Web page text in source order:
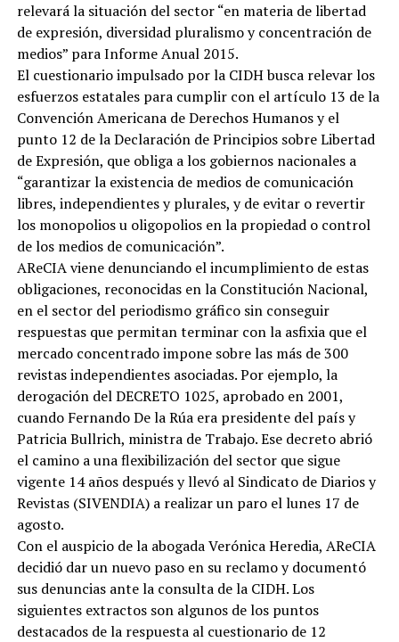
relevará la situación del sector “en materia de libertad
de expresión, diversidad pluralismo y concentración de
medios” para Informe Anual 2015.
El cuestionario impulsado por la CIDH busca relevar los
esfuerzos estatales para cumplir con el artículo 13 de la
Convención Americana de Derechos Humanos y el
punto 12 de la Declaración de Principios sobre Libertad
de Expresión, que obliga a los gobiernos nacionales a
“garantizar la existencia de medios de comunicación
libres, independientes y plurales, y de evitar o revertir
los monopolios u oligopolios en la propiedad o control
de los medios de comunicación”.
AReCIA viene denunciando el incumplimiento de estas
obligaciones, reconocidas en la Constitución Nacional,
en el sector del periodismo gráfico sin conseguir
respuestas que permitan terminar con la asfixia que el
mercado concentrado impone sobre las más de 300
revistas independientes asociadas. Por ejemplo, la
derogación del DECRETO 1025, aprobado en 2001,
cuando Fernando De la Rúa era presidente del país y
Patricia Bullrich, ministra de Trabajo. Ese decreto abrió
el camino a una flexibilización del sector que sigue
vigente 14 años después y llevó al Sindicato de Diarios y
Revistas (SIVENDIA) a realizar un paro el lunes 17 de
agosto.
Con el auspicio de la abogada Verónica Heredia, AReCIA
decidió dar un nuevo paso en su reclamo y documentó
sus denuncias ante la consulta de la CIDH. Los
siguientes extractos son algunos de los puntos
destacados de la respuesta al cuestionario de 12